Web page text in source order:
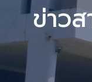
ข่าว